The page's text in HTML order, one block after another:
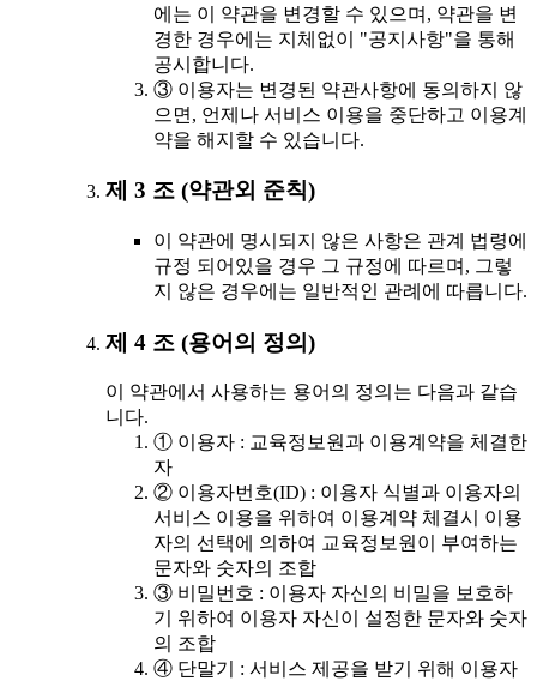
에는 이 약관을 변경할 수 있으며, 약관을 변
경한 경우에는 지체없이 "공지사항"을 통해
공시합니다.
③ 이용자는 변경된 약관사항에 동의하지 않
으면, 언제나 서비스 이용을 중단하고 이용계
약을 해지할 수 있습니다.
제 3 조 (약관외 준칙)
이 약관에 명시되지 않은 사항은 관계 법령에
규정 되어있을 경우 그 규정에 따르며, 그렇
지 않은 경우에는 일반적인 관례에 따릅니다.
제 4 조 (용어의 정의)
이 약관에서 사용하는 용어의 정의는 다음과 같습
니다.
① 이용자 : 교육정보원과 이용계약을 체결한
자
② 이용자번호(ID) : 이용자 식별과 이용자의
서비스 이용을 위하여 이용계약 체결시 이용
자의 선택에 의하여 교육정보원이 부여하는
문자와 숫자의 조합
③ 비밀번호 : 이용자 자신의 비밀을 보호하
기 위하여 이용자 자신이 설정한 문자와 숫자
의 조합
④ 단말기 : 서비스 제공을 받기 위해 이용자